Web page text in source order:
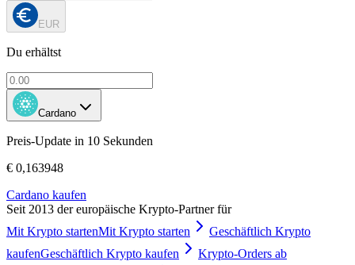
EUR
Du erhältst
Cardano
Preis-Update in 10 Sekunden
€ 0,163948
Cardano kaufen
Seit 2013 der europäische Krypto-Partner für
Mit Krypto startenMit Krypto starten
Geschäftlich Krypto
kaufenGeschäftlich Krypto kaufen
Krypto-Orders ab